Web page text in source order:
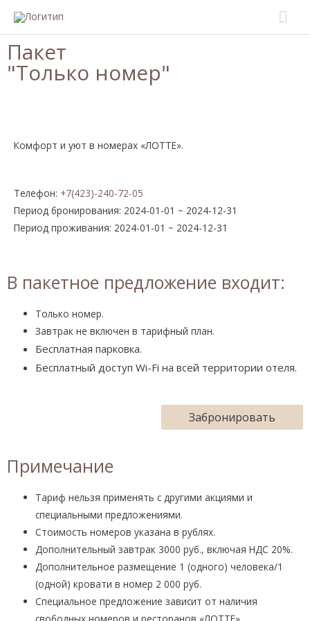
содержимому
Пакет
"Только номер"
Комфорт и уют в номерах «ЛОТТЕ».
Телефон: +7(423)-240-72-05
Период бронирования: 2024-01-01 ~ 2024-12-31
Период проживания: 2024-01-01 ~ 2024-12-31
В пакетное предложение входит:
Только номер.
Завтрак не включен в тарифный план.
Бесплатная парковка.
Бесплатный доступ Wi-Fi на всей территории отеля.
Забронировать
Примечание
Тариф нельзя применять с другими акциями и
специальными предложениями.
Стоимость номеров указана в рублях.
Дополнительный завтрак 3000 руб., включая НДС 20%.
Дополнительное размещение 1 (одного) человека/1
(одной) кровати в номер 2 000 руб.
Специальное предложение зависит от наличия